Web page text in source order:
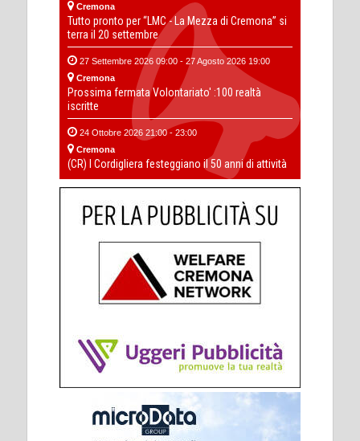
Cremona
Tutto pronto per “LMC - La Mezza di Cremona” si
terra il 20 settembre
27 Settembre 2026 09:00 - 27 Agosto 2026 19:00
Cremona
Prossima fermata Volontariato' :100 realtà
iscritte
24 Ottobre 2026 21:00 - 23:00
Cremona
(CR) I Cordigliera festeggiano il 50 anni di attività